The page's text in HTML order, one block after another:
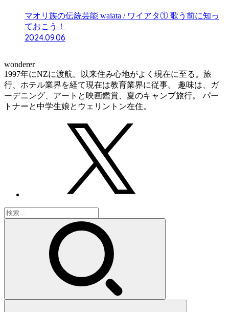
マオリ族の伝統芸能 waiata / ワイアタ① 歌う前に知っ
ておこう！
2024.09.06
wonderer
1997年にNZに渡航。以来住み心地がよく現在に至る。旅
行、ホテル業界を経て現在は教育業界に従事。 趣味は、ガ
ーデニング、アートと映画鑑賞、夏のキャンプ旅行。 パー
トナーと中学生娘とウェリントン在住。
検
索: